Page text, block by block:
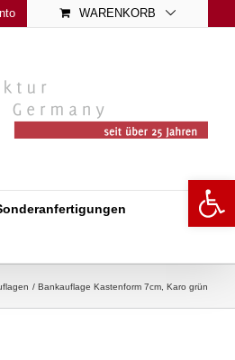
WARENKORB
Bankauflage Kastenform 7cm, Karo grün